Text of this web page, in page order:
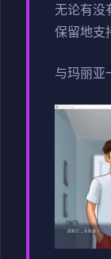
无论有没
保留地支
与玛丽亚